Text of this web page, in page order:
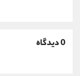
0 دیدگاه